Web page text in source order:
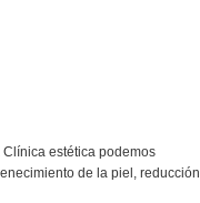
Clínica estética podemos
de la piel, reducción